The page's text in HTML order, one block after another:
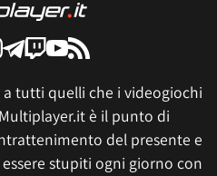
tutti quelli che i videogiochi
è il punto di
del presente e
stupiti ogni giorno con